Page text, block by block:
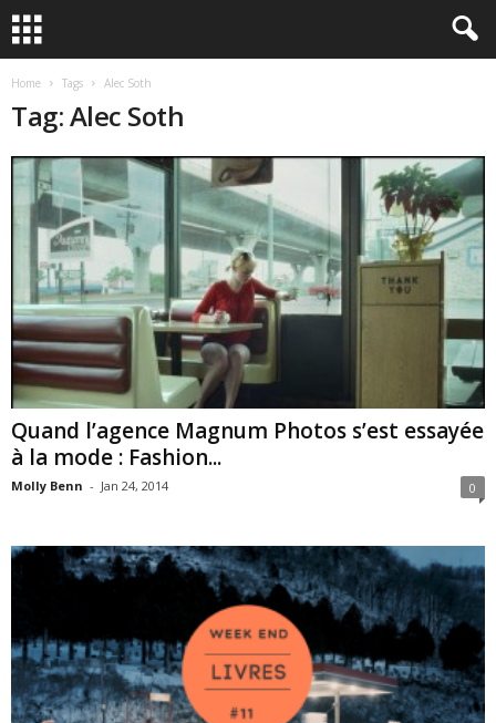
Home Tags Alec Soth
Tag: Alec Soth
Quand l’agence Magnum Photos s’est essayée
à la mode : Fashion...
Molly Benn - Jan 24, 2014 0